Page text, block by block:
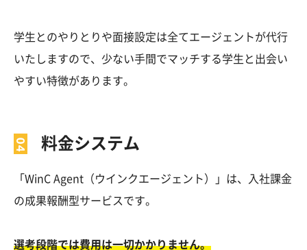
学生とのやりとりや面接設定は全てエージェントが代行
いたしますので、少ない手間でマッチする学生と出会い
やすい特徴があります。
料金システム
「WinC Agent（ウインクエージェント）」は、入社課金
の成果報酬型サービスです。
選考段階では費用は一切かかりません。